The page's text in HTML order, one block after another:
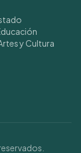
y Cultura